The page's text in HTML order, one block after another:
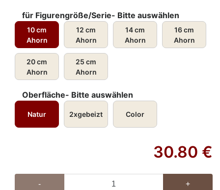
für Figurengröße/Serie- Bitte auswählen
10 cm
Ahorn
12 cm
Ahorn
14 cm
Ahorn
16 cm
Ahorn
20 cm
Ahorn
25 cm
Ahorn
Oberfläche- Bitte auswählen
Natur 2xgebeizt Color
30.80 €
- +